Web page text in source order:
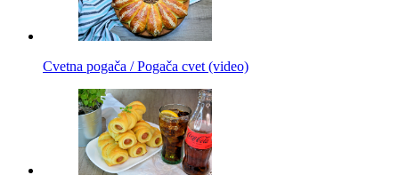
Cvetna pogača / Pogača cvet (video)